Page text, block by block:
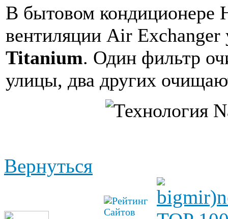
В бытовом кондиционере
вентиляции Air
Titanium. Один фильтр
улицы, два других
Вернуться